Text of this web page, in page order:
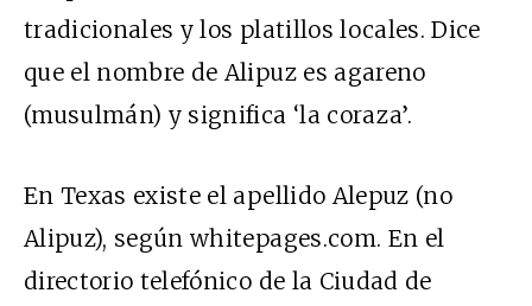
tradicionales y los platillos locales. Dice
que el nombre de Alipuz es agareno
(musulmán) y significa ‘la coraza’.
En Texas existe el apellido Alepuz (no
Alipuz), según whitepages.com. En el
directorio telefónico de la Ciudad de